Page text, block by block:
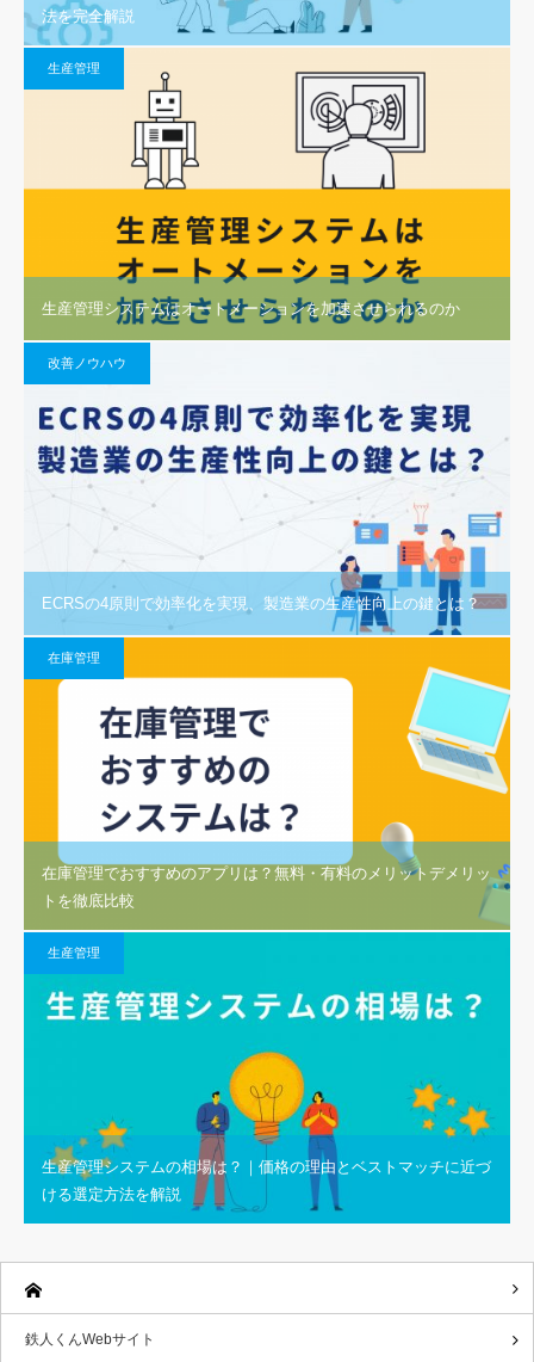
法を完全解説
生産管理
生産管理システムはオートメーションを加速させられるのか
改善ノウハウ
ECRSの4原則で効率化を実現、製造業の生産性向上の鍵とは？
在庫管理
在庫管理でおすすめのアプリは？無料・有料のメリットデメリッ
トを徹底比較
生産管理
生産管理システムの相場は？｜価格の理由とベストマッチに近づ
ける選定方法を解説
鉄人くんWebサイト